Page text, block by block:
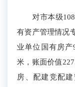
对市本级108
有资产管理情况
业单位 国有房产
米 ，账面价值2
房、配建竞配建